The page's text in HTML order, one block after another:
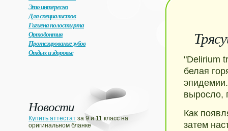
Это интересно
Для специалистов
Гигиена полости рта
Ортодонтия
Протезирование зубов
Отдых и здоровье
Новости
Купить аттестат за 9 и 11 класс на
оригинальном бланке
"Delirium
белая
выросло,
Как
затем